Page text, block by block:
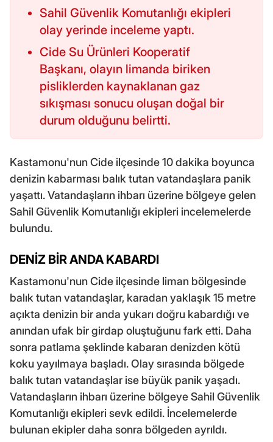
Sahil Güvenlik Komutanlığı ekipleri
olay yerinde inceleme yaptı.
Cide Su Ürünleri Kooperatif
Başkanı, olayın limanda biriken
pisliklerden kaynaklanan gaz
sıkışması sonucu oluşan doğal bir
durum olduğunu belirtti.
Kastamonu'nun Cide ilçesinde 10 dakika boyunca
denizin kabarması balık tutan vatandaşlara panik
yaşattı. Vatandaşların ihbarı üzerine bölgeye gelen
Sahil Güvenlik Komutanlığı ekipleri incelemelerde
bulundu.
DENİZ BİR ANDA KABARDI
Kastamonu'nun Cide ilçesinde liman bölgesinde
balık tutan vatandaşlar, karadan yaklaşık 15 metre
açıkta denizin bir anda yukarı doğru kabardığı ve
anından ufak bir girdap oluştuğunu fark etti. Daha
sonra patlama şeklinde kabaran denizden kötü
koku yayılmaya başladı. Olay sırasında bölgede
balık tutan vatandaşlar ise büyük panik yaşadı.
Vatandaşların ihbarı üzerine bölgeye Sahil Güvenlik
Komutanlığı ekipleri sevk edildi. İncelemelerde
bulunan ekipler daha sonra bölgeden ayrıldı.